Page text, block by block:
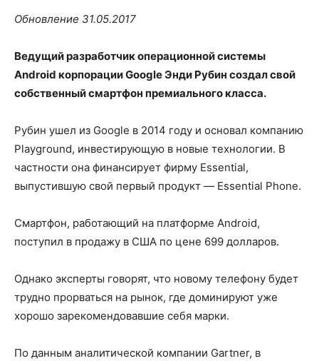
Обновление 31.05.2017
Ведущий разработчик операционной системы
Android корпорации Google Энди Рубин создал свой
собственный смартфон премиального класса.
Рубин ушел из Google в 2014 году и основал компанию
Playground, инвестирующую в новые технологии. В
частности она финансирует фирму Essential,
выпустившую свой первый продукт — Essential Phone.
Смартфон, работающий на платформе Android,
поступил в продажу в США по цене 699 долларов.
Однако эксперты говорят, что новому телефону будет
трудно прорваться на рынок, где доминируют уже
хорошо зарекомендовавшие себя марки.
По данным аналитической компании Gartner, в